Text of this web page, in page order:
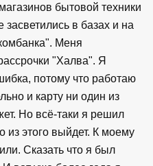
бытовой техники
в базах и на
Меня
"Халва". Я
потому что работаю
и карту ни один из
Но всё-таки я решил
из этого выйдет. К моему
Сказать что я был